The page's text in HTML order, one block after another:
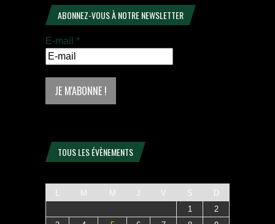
ABONNEZ-VOUS À NOTRE NEWSLETTER
E-mail *
TOUS LES ÉVÈNEMENTS
L M M J V S
D
1
2